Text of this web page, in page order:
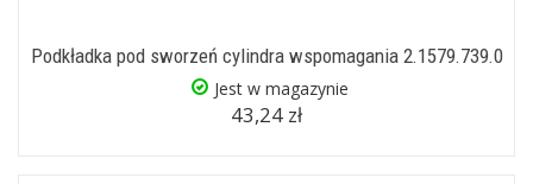
Podkładka pod sworzeń cylindra wspomagania 2.1579.739.0
Jest w magazynie
43,24 zł